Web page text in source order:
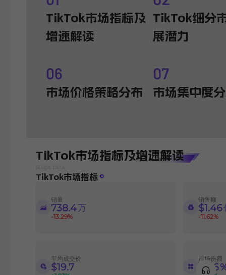
TikTok市场指标及
增速解读
TikTok细分
展潜力
市场价格策略分布 市场集中度
TikTok市场指标及增速解读
TikTok市场指标
销量
738.4万
-13.29%
销售额
$1.46
-11.62%
平均成交价
$19.7
市场份额
6.46